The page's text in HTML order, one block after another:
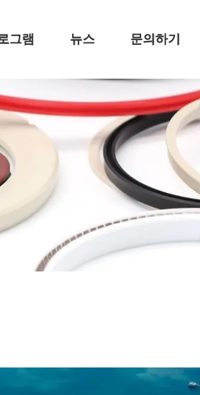
그램 뉴스 문의하기